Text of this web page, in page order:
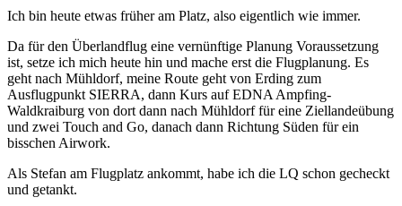
Ich bin heute etwas früher am Platz, also eigentlich wie immer.
Da für den Überlandflug eine vernünftige Planung Voraussetzung
ist, setze ich mich heute hin und mache erst die Flugplanung. Es
geht nach Mühldorf, meine Route geht von Erding zum
Ausflugpunkt SIERRA, dann Kurs auf EDNA Ampfing-
Waldkraiburg von dort dann nach Mühldorf für eine Ziellandeübung
und zwei Touch and Go, danach dann Richtung Süden für ein
bisschen Airwork.
Als Stefan am Flugplatz ankommt, habe ich die LQ schon gecheckt
und getankt.